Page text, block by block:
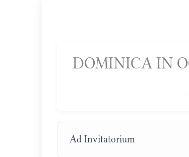
DOMINICA IN
Ad Invitatorium